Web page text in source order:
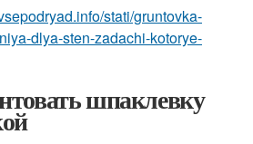
stati/gruntovka-
dlya-sten-zadachi-kotorye-
шпаклевку